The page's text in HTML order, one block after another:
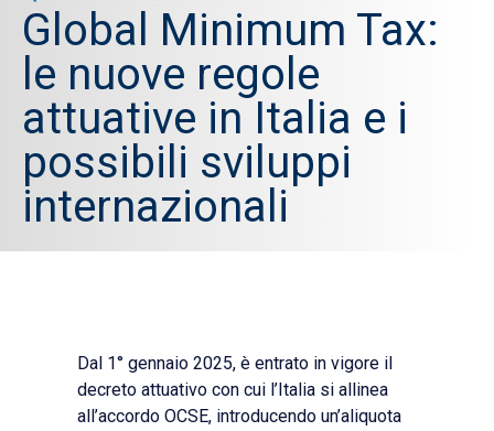
Global Minimum Tax:
le nuove regole
attuative in Italia e i
possibili sviluppi
internazionali
Dal 1° gennaio 2025, è entrato in vigore il
decreto attuativo con cui l’Italia si allinea
all’accordo OCSE, introducendo un’aliquota